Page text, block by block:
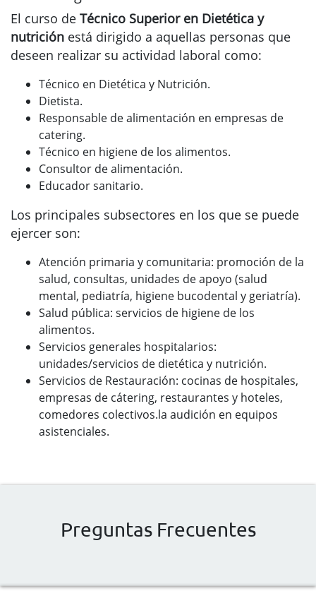
El curso de Técnico Superior en Dietética y
nutrición está dirigido a aquellas personas que
deseen realizar su actividad laboral como:
Técnico en Dietética y Nutrición.
Dietista.
Responsable de alimentación en empresas de
catering.
Técnico en higiene de los alimentos.
Consultor de alimentación.
Educador sanitario.
Los principales subsectores en los que se puede
ejercer son:
Atención primaria y comunitaria: promoción de la
salud, consultas, unidades de apoyo (salud
mental, pediatría, higiene bucodental y geriatría).
Salud pública: servicios de higiene de los
alimentos.
Servicios generales hospitalarios:
unidades/servicios de dietética y nutrición.
Servicios de Restauración: cocinas de hospitales,
empresas de cátering, restaurantes y hoteles,
comedores colectivos.la audición en equipos
asistenciales.
Preguntas Frecuentes